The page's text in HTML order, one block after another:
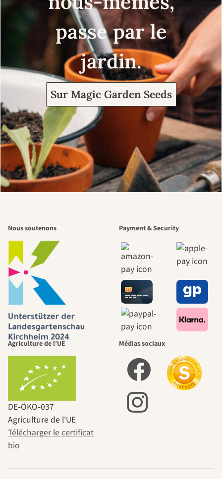
passe par le
jardin.
Sur Magic Garden Seeds
Nous soutenons Payment & Security
Agriculture de l'UE
DE‑ÖKO‑037
Agriculture de l'UE
Télécharger le certificat
bio
Médias sociaux